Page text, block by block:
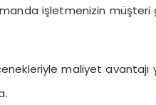
işletmenizin müşteri
maliyet avantajı